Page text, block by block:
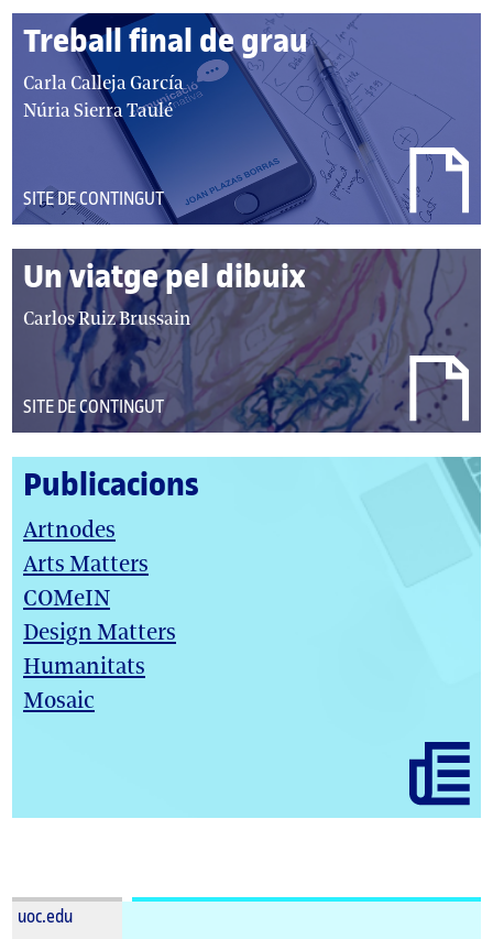
Treball final de grau
autor/autors:
Carla Calleja García
Núria Sierra Taulé
DEL
TIPUS:
SITE DE CONTINGUT
Un viatge pel dibuix
autor/autors:
Carlos Ruiz Brussain
DEL
TIPUS:
SITE DE CONTINGUT
Publicacions
Artnodes
Arts Matters
COMeIN
Design Matters
Humanitats
Mosaic
uoc.edu